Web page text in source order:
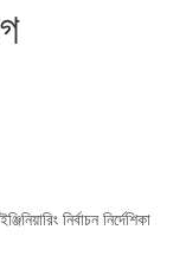
নির্বাচন নির্দেশিকা